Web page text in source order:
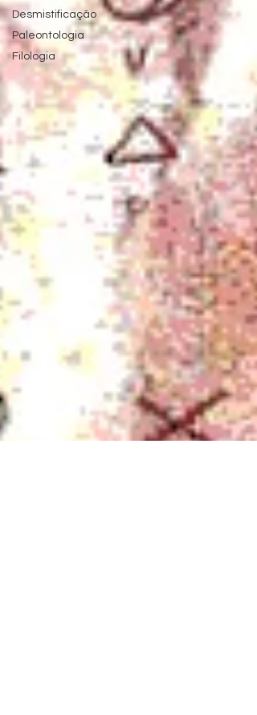
Desmistificação
Paleontologia
Filologia